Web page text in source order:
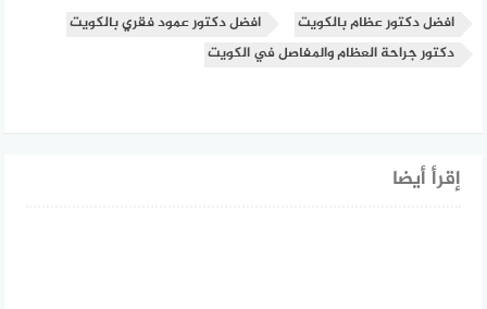
افضل دكتور عظام بالكويت
افضل دكتور عمود فقري بالكويت
دكتور جراحة العظام والمفاصل في الكويت
إقرأ أيضا